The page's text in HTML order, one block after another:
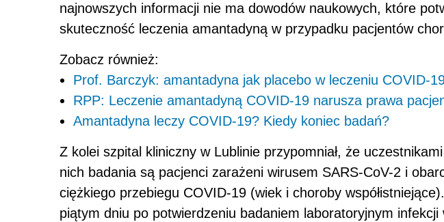
najnowszych informacji nie ma dowodów naukowych, które
skuteczność leczenia amantadynąw przypadku pacjentów
Zobacz również:
Prof. Barczyk: amantadyna jak placebo w leczeniu COVID-
RPP: Leczenie amantadyną COVID-19 narusza prawa
Amantadyna leczy COVID-19? Kiedy koniec badań?
Z kolei szpital kliniczny w Lublinie przypomniał, że
nich badania są pacjenci zarażeni wirusem SARS-CoV-2 i
ciężkiego przebiegu COVID-19 (wiek i choroby
piątym dniu po potwierdzeniu badaniem laboratoryjnym